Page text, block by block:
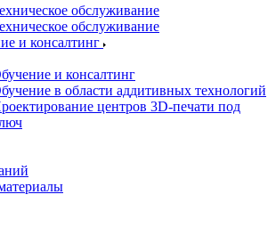
обслуживание
обслуживание
и консалтинг
и консалтинг
в области аддитивных технологий
центров 3D-печати под